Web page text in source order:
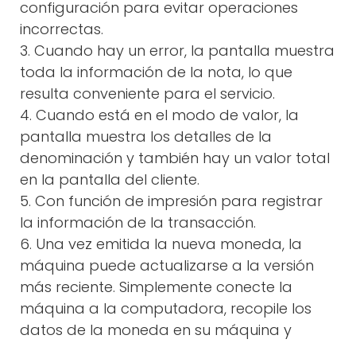
configuración para evitar operaciones
incorrectas.
3. Cuando hay un error, la pantalla muestra
toda la información de la nota, lo que
resulta conveniente para el servicio.
4. Cuando está en el modo de valor, la
pantalla muestra los detalles de la
denominación y también hay un valor total
en la pantalla del cliente.
5. Con función de impresión para registrar
la información de la transacción.
6. Una vez emitida la nueva moneda, la
máquina puede actualizarse a la versión
más reciente. Simplemente conecte la
máquina a la computadora, recopile los
datos de la moneda en su máquina y